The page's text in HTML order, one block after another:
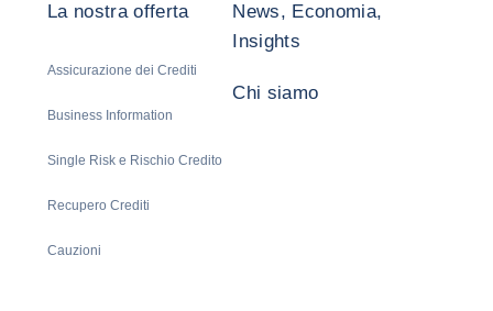
La nostra offerta
Assicurazione dei Crediti
Business Information
Single Risk e Rischio Credito
Recupero Crediti
Cauzioni
News, Economia,
Insights
Chi siamo